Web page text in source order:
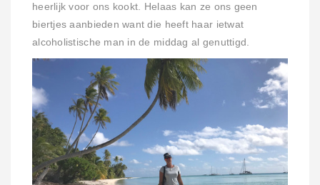
heerlijk voor ons kookt. Helaas kan ze ons geen
biertjes aanbieden want die heeft haar ietwat
alcoholistische man in de middag al genuttigd.